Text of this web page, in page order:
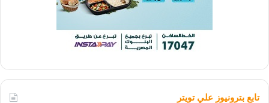
تابع بترونيوز علي تويتر